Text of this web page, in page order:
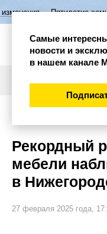
Пятилетие семьи в
Рекордный
мебели
в
27 февраля 2025 года,
Самые
новости и
в нашем канале